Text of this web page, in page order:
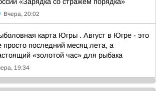
Вчера, 20:02
карта Югры . Август в Югре - это
просто последний месяц лета, а
«золотой час» для рыбака
19:34